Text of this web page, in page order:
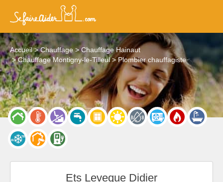
Accueil Chauffage
Chauffage Hainaut
Chauffage Montigny-le-Tilleul
Plombier chauffagiste
Ets Leveque Didier